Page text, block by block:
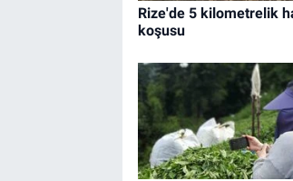
Rize'de 5 kilometrelik
koşusu